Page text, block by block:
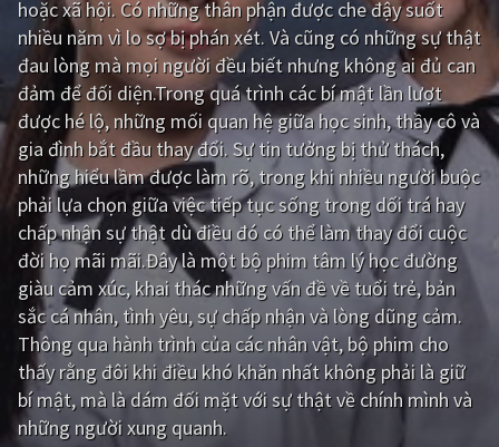
Giật gân Gia đình
Lịch sử
Viễn Tây Tiểu sử
GameShow DramaTV
QUỐC GIA
Âu - Mỹ Trung Quốc - Hồng Kông
Hàn Quốc Nhật Bản
Ấn Độ Việt Nam
Tổng hợp
hoặc xã hội. Có những thân phận được che đậy suốt
nhiều năm vì lo sợ bị phán xét. Và cũng có những sự thật
đau lòng mà mọi người đều biết nhưng không ai đủ can
đảm để đối diện.Trong quá trình các bí mật lần lượt
được hé lộ, những mối quan hệ giữa học sinh, thầy cô và
gia đình bắt đầu thay đổi. Sự tin tưởng bị thử thách,
những hiểu lầm được làm rõ, trong khi nhiều người buộc
phải lựa chọn giữa việc tiếp tục sống trong dối trá hay
chấp nhận sự thật dù điều đó có thể làm thay đổi cuộc
đời họ mãi mãi.Đây là một bộ phim tâm lý học đường
giàu cảm xúc, khai thác những vấn đề về tuổi trẻ, bản
sắc cá nhân, tình yêu, sự chấp nhận và lòng dũng cảm.
Thông qua hành trình của các nhân vật, bộ phim cho
thấy rằng đôi khi điều khó khăn nhất không phải là giữ
bí mật, mà là dám đối mặt với sự thật về chính mình và
những người xung quanh.